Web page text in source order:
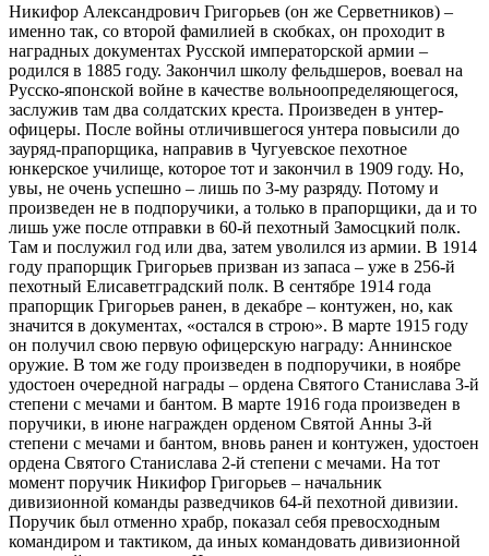
Никифор Александрович Григорьев (он же Серветников) –
именно так, со второй фамилией в скобках, он проходит в
наградных документах Русской императорской армии –
родился в 1885 году. Закончил школу фельдшеров, воевал на
Русско-японской войне в качестве вольноопределяющегося,
заслужив там два солдатских креста. Произведен в унтер-
офицеры. После войны отличившегося унтера повысили до
зауряд-прапорщика, направив в Чугуевское пехотное
юнкерское училище, которое тот и закончил в 1909 году. Но,
увы, не очень успешно – лишь по 3-му разряду. Потому и
произведен не в подпоручики, а только в прапорщики, да и то
лишь уже после отправки в 60-й пехотный Замосцкий полк.
Там и послужил год или два, затем уволился из армии. В 1914
году прапорщик Григорьев призван из запаса – уже в 256-й
пехотный Елисаветградский полк. В сентябре 1914 года
прапорщик Григорьев ранен, в декабре – контужен, но, как
значится в документах, «остался в строю». В марте 1915 году
он получил свою первую офицерскую награду: Аннинское
оружие. В том же году произведен в подпоручики, в ноябре
удостоен очередной награды – ордена Святого Станислава 3-й
степени с мечами и бантом. В марте 1916 года произведен в
поручики, в июне награжден орденом Святой Анны 3-й
степени с мечами и бантом, вновь ранен и контужен, удостоен
ордена Святого Станислава 2-й степени с мечами. На тот
момент поручик Никифор Григорьев – начальник
дивизионной команды разведчиков 64-й пехотной дивизии.
Поручик был отменно храбр, показал себя превосходным
командиром и тактиком, да иных командовать дивизионной